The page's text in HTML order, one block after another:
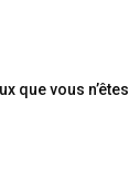
que vous n’êtes